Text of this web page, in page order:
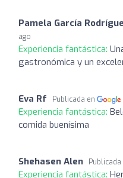
Pamela García
ago
Experiencia fantástica:
gastronómica y un
Eva Rf Publicada en
Experiencia fantástica:
comida buenísima
Shehasen Alen Publicada
Experiencia fantástica: